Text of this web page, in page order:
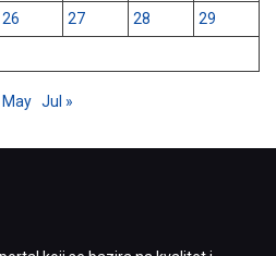
26 27 28
29
May Jul »